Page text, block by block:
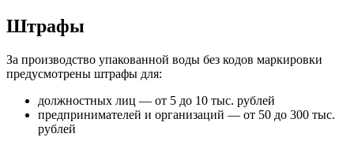
Штрафы
За производство упакованной воды без кодов маркировки
предусмотрены штрафы для:
должностных лиц — от 5 до 10 тыс. рублей
предпринимателей и организаций — от 50 до 300 тыс.
рублей